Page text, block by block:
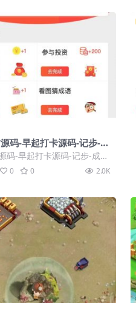
码-早起打卡源码-记步-成
图猜一猜-积分商城等
码-早起打卡源码-记步-成语
一猜-积分商城等
0 0 2.0K